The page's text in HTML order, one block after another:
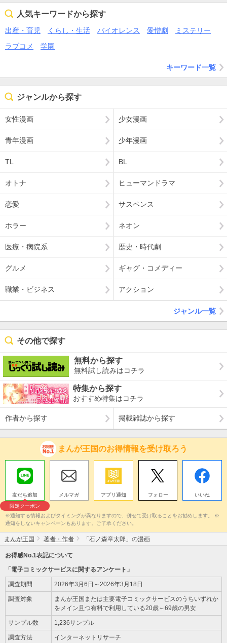
人気キーワードから探す
出産・育児 くらし・生活 バイオレンス 愛憎劇
ミステリー
ラブコメ
学園
キーワード一覧
ジャンルから探す
女性漫画 少女漫画
青年漫画 少年漫画
TL BL
オトナ ヒューマンドラマ
恋愛 サスペンス
ホラー ネオン
医療・病院系 歴史・時代劇
グルメ ギャグ・コメディー
職業・ビジネス アクション
ジャンル一覧
その他で探す
無料から探す
無料試し読みはコチラ
特集から探す
おすすめ特集はコチラ
作者から探す 掲載雑誌から探す
まんが王国のお得情報を受け取ろう
友だち追加
限定クーポン
メルマガ アプリ通知 フォロー いいね
※通知する情報およびタイミングが異なりますので、併せて受け取ることをお勧めします。 ※
通知をしないキャンペーンもあります。ご了承ください。
まんが王国 著者・作者 「石ノ森章太郎」の漫画
お得感No.1表記について
「電子コミックサービスに関するアンケート」
調査期間 2026年3月6日～2026年3月18日
調査対象
まんが王国または主要電子コミックサービスのうちいずれか
をメイン且つ有料で利用している20歳～69歳の男女
サンプル数 1,236サンプル
調査方法 インターネットリサーチ